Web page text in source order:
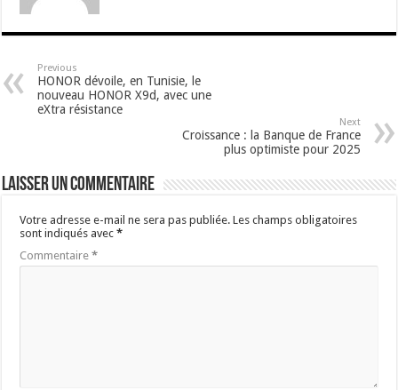
Previous
HONOR dévoile, en Tunisie, le
nouveau HONOR X9d, avec une
eXtra résistance
Next
Croissance : la Banque de France
plus optimiste pour 2025
Laisser un commentaire
Votre adresse e-mail ne sera pas publiée. Les champs obligatoires
sont indiqués avec*
Commentaire*